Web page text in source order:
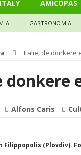
[ 30 juli 2026 ] Lombo
[ 27 juli 2026 ] Legendes
AMICOPAS
GASTRONOMIA
Italië, de donkere
donkere
Alfons Caris
Filippopolis (Plovdiv).